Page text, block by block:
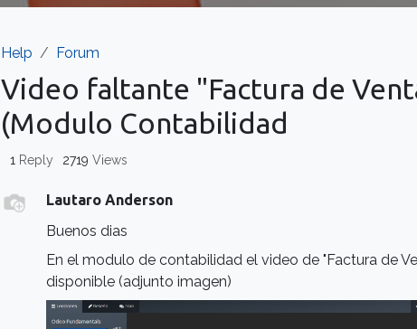
Help Forum
Video faltante "Factura de
(Modulo Contabilidad
1 Reply 2719 Views
Lautaro Anderson
Buenos dias
En el modulo de contabilidad el video de "Factura de
disponible (adjunto imagen)